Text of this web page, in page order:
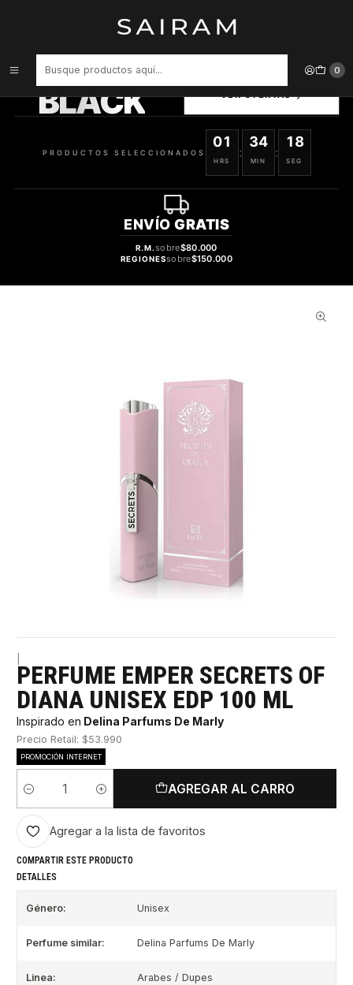
0
PERFUME EMPER SECRETS OF DIANA UNISEX EDP 100 ML
BLACK
SELECCIONADOS
PRODUCTOS SELECCIONADOS
01
HRS
:
34
MIN
:
17
SEG
ENVÍO GRATIS
R.M.sobre$80.000
REGIONESsobre$150.000
PERFUME EMPER SECRETS OF
DIANA UNISEX EDP 100 ML
Inspirado en Delina Parfums De Marly
Precio Retail: $53.990
PROMOCIÓN INTERNET
Cantidad
AGREGAR AL CARRO
Agregar a la lista de favoritos
COMPARTIR ESTE PRODUCTO
DETALLES
Género: Unisex
Perfume similar: Delina Parfums De Marly
Linea: Arabes / Dupes